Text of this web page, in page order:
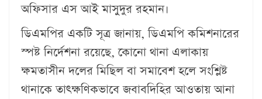
অফিসার এস আই মাসুদুর রহমান।
ডিএমপির একটি সূত্র জানায়, ডিএমপি কমিশনারের
স্পষ্ট নির্দেশনা রয়েছে, কোনো থানা এলাকায়
ক্ষমতাসীন দলের মিছিল বা সমাবেশ হলে সংশ্লিষ্ট
থানাকে তাৎক্ষণিকভাবে জবাবদিহির আওতায় আনা